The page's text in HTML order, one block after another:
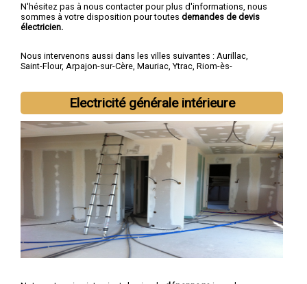
N'hésitez pas à nous contacter pour plus d'informations, nous
sommes à votre disposition pour toutes demandes de devis
électricien.
Nous intervenons aussi dans les villes suivantes : Aurillac,
Saint-Flour, Arpajon-sur-Cère, Mauriac, Ytrac, Riom-ès-
Electricité générale intérieure